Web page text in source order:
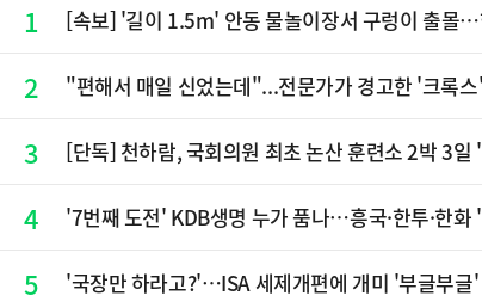
1 [속보] '길이 1.5m' 안동 물놀이장서 구렁이 출몰…
2 "편해서 매일 신었는데"...전문가가 경고한 '크록
3 [단독] 천하람, 국회의원 최초 논산 훈련소 2박 3
4 '7번째 도전' KDB생명 누가 품나…흥국·한투·한화
5 '국장만 하라고?'…ISA 세제개편에 개미 '부글부글'